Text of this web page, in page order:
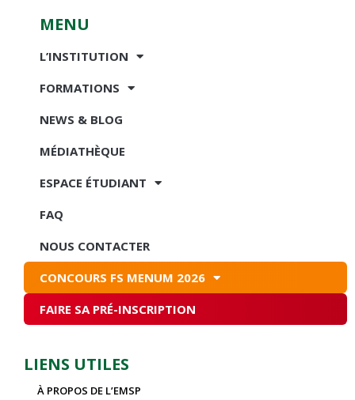
MENU
L’INSTITUTION
FORMATIONS
NEWS & BLOG
MÉDIATHÈQUE
ESPACE ÉTUDIANT
FAQ
NOUS CONTACTER
CONCOURS FS MENUM 2026
FAIRE SA PRÉ-INSCRIPTION
LIENS UTILES
À PROPOS DE L’EMSP